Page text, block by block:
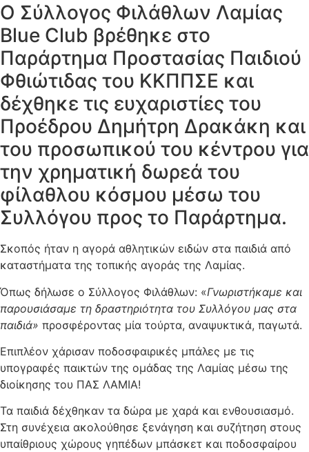
Ο Σύλλογος Φιλάθλων Λαμίας
Blue Club βρέθηκε στο
Παράρτημα Προστασίας Παιδιού
Φθιώτιδας του ΚΚΠΠΣΕ και
δέχθηκε τις ευχαριστίες του
Προέδρου Δημήτρη Δρακάκη και
του προσωπικού του κέντρου για
την χρηματική δωρεά του
φίλαθλου κόσμου μέσω του
Συλλόγου προς το Παράρτημα.
Σκοπός ήταν η αγορά αθλητικών ειδών στα παιδιά από
καταστήματα της τοπικής αγοράς της Λαμίας.
Όπως δήλωσε ο Σύλλογος Φιλάθλων: «Γνωριστήκαμε και
παρουσιάσαμε τη δραστηριότητα του Συλλόγου μας στα
παιδιά» προσφέροντας μία τούρτα, αναψυκτικά, παγωτά.
Επιπλέον χάρισαν ποδοσφαιρικές μπάλες με τις
υπογραφές παικτών της ομάδας της Λαμίας μέσω της
διοίκησης του ΠΑΣ ΛΑΜΙΑ!
Τα παιδιά δέχθηκαν τα δώρα με χαρά και ενθουσιασμό.
Στη συνέχεια ακολούθησε ξενάγηση και συζήτηση στους
υπαίθριους χώρους γηπέδων μπάσκετ και ποδοσφαίρου